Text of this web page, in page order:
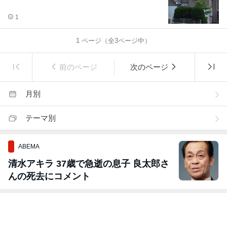
1
1 ページ（全3ページ中）
前のページ 次のページ
月別
テーマ別
ABEMA
清水アキラ 37歳で急逝の息子 良太郎さ
んの死去にコメント